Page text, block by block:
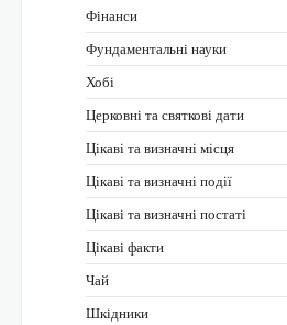
Фінанси
Фундаментальні науки
Хобі
Церковні та святкові дати
Цікаві та визначні місця
Цікаві та визначні події
Цікаві та визначні постаті
Цікаві факти
Чай
Шкідники